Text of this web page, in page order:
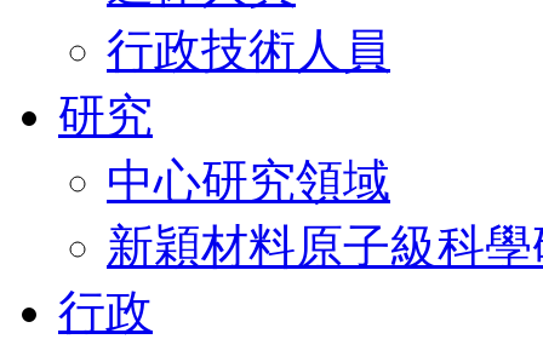
行政技術人員
研究
中心研究領域
新穎材料原子級科
行政